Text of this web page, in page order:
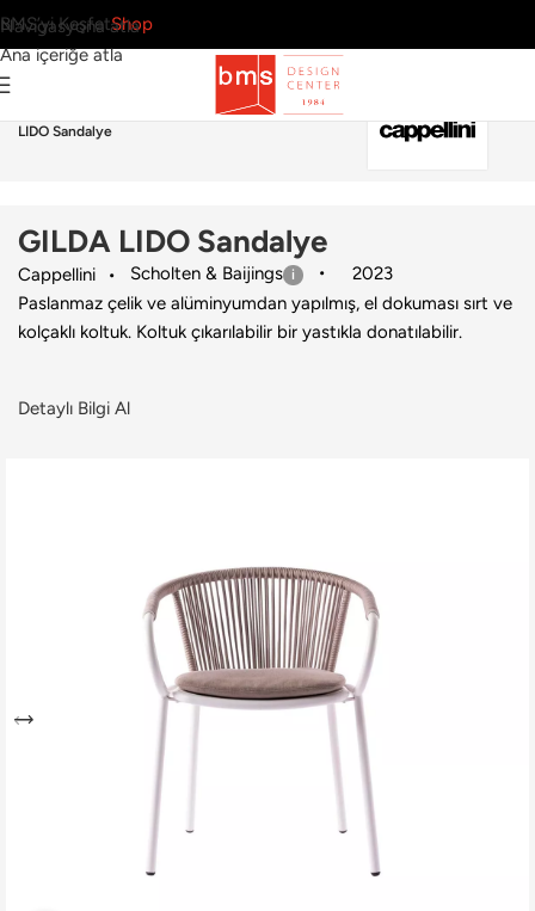
Navigasyona atla
Ana içeriğe atla
BMS’yi KeşfetShop
Sandalye›Cappellini›GILDA
LIDO Sandalye
GILDA LIDO Sandalye
Cappellini Scholten & Baijings
2023
Paslanmaz çelik ve alüminyumdan yapılmış, el dokuması sırt ve
kolçaklı koltuk. Koltuk çıkarılabilir bir yastıkla donatılabilir.
Detaylı Bilgi Al